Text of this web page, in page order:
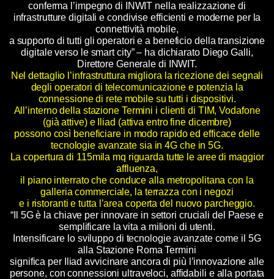
conferma l’impegno di INWIT nella realizzazione di
infrastrutture digitali e condivise efficienti e moderne per la
connettività mobile,
a supporto di tutti gli operatori e a beneficio della transizione
digitale verso le smart city” – ha dichiarato Diego Galli,
Direttore Generale di INWIT.
Nel dettaglio l’infrastruttura migliora la ricezione dei segnali
degli operatori di telecomunicazione e potenzia la
connessione di rete mobile su tutti i dispositivi.
All’interno della stazione Termini i clienti di TIM, Vodafone
(già attive) e Iliad (attiva entro fine dicembre)
possono così beneficiare in modo rapido ed efficace delle
tecnologie avanzate sia in 4G che in 5G.
La copertura di 115mila mq riguarda tutte le aree di maggior
affluenza,
il piano interrato che conduce alla metropolitana con la
galleria commerciale, la terrazza con i negozi
e i ristoranti e tutta l’area coperta del nuovo parcheggio.
“Il 5G è la chiave per innovare in settori cruciali del Paese e
semplificare la vita a milioni di utenti.
Intensificare lo sviluppo di tecnologie avanzate come il 5G
alla Stazione Roma Termini
significa per Iliad avvicinare ancora di più l’innovazione alle
persone, con connessioni ultraveloci, affidabili e alla portata